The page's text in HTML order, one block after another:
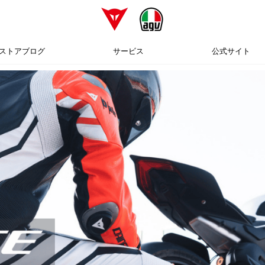
トアブログ サービス 公式サイト